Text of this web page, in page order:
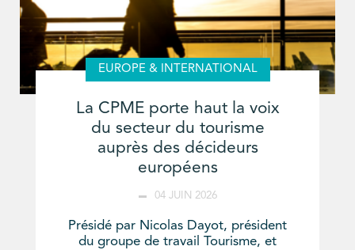
EUROPE & INTERNATIONAL
La CPME porte haut la voix
du secteur du tourisme
auprès des décideurs
européens
04 JUIN 2026
Présidé par Nicolas Dayot, président
du groupe de travail Tourisme, et